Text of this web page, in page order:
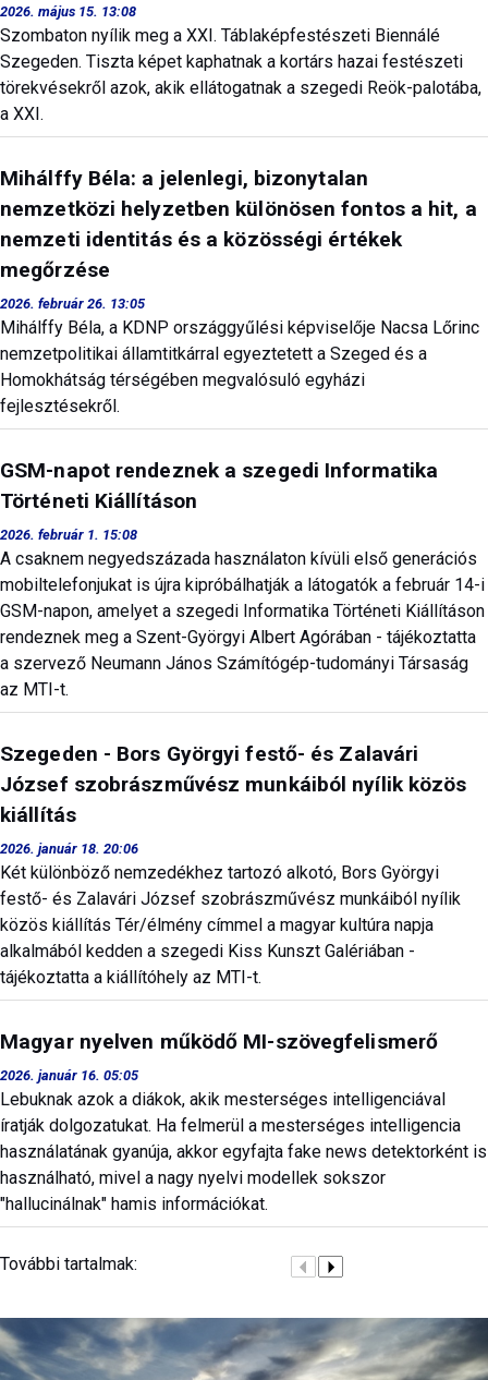
2026. május 15. 13:08
Szombaton nyílik meg a XXI. Táblaképfestészeti Biennálé
Szegeden. Tiszta képet kaphatnak a kortárs hazai festészeti
törekvésekről azok, akik ellátogatnak a szegedi Reök-palotába,
a XXI.
Mihálffy Béla: a jelenlegi, bizonytalan
nemzetközi helyzetben különösen fontos a hit, a
nemzeti identitás és a közösségi értékek
megőrzése
2026. február 26. 13:05
Mihálffy Béla, a KDNP országgyűlési képviselője Nacsa Lőrinc
nemzetpolitikai államtitkárral egyeztetett a Szeged és a
Homokhátság térségében megvalósuló egyházi
fejlesztésekről.
GSM-napot rendeznek a szegedi Informatika
Történeti Kiállításon
2026. február 1. 15:08
A csaknem negyedszázada használaton kívüli első generációs
mobiltelefonjukat is újra kipróbálhatják a látogatók a február 14-i
GSM-napon, amelyet a szegedi Informatika Történeti Kiállításon
rendeznek meg a Szent-Györgyi Albert Agórában - tájékoztatta
a szervező Neumann János Számítógép-tudományi Társaság
az MTI-t.
Szegeden - Bors Györgyi festő- és Zalavári
József szobrászművész munkáiból nyílik közös
kiállítás
2026. január 18. 20:06
Két különböző nemzedékhez tartozó alkotó, Bors Györgyi
festő- és Zalavári József szobrászművész munkáiból nyílik
közös kiállítás Tér/élmény címmel a magyar kultúra napja
alkalmából kedden a szegedi Kiss Kunszt Galériában -
tájékoztatta a kiállítóhely az MTI-t.
Magyar nyelven működő MI-szövegfelismerő
2026. január 16. 05:05
Lebuknak azok a diákok, akik mesterséges intelligenciával
íratják dolgozatukat. Ha felmerül a mesterséges intelligencia
használatának gyanúja, akkor egyfajta fake news detektorként is
használható, mivel a nagy nyelvi modellek sokszor
"hallucinálnak" hamis információkat.
További tartalmak: